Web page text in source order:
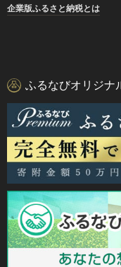
企業版ふるさと納税とは
ふるなびオリジナ